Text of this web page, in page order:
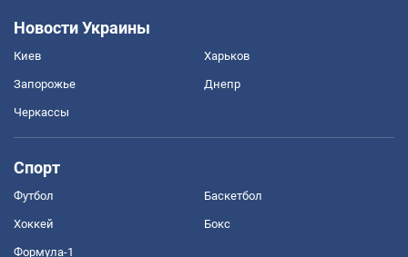
Новости Украины
Киев Харьков
Запорожье Днепр
Черкассы
Спорт
Футбол Баскетбол
Хоккей Бокс
Формула-1